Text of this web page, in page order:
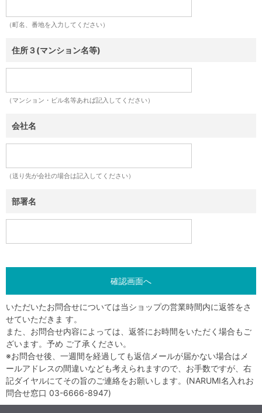
（町名、番地を入力してください）
住所３(マンション名等)
（マンション・ビル名等あれば記入してください）
会社名
（送り先が会社の場合は記入してください）
部署名
いただいたお問合せについては当ショップの営業時間内に返答をさ
せていただきま す。
また、お問合せ内容によっては、返答にお時間をいただく場合もご
ざいます。予め ご了承ください。
※お問合せ後、一週間を経過しても返信メールが届かない場合はメ
ールアドレスの間違いなども考えられますので、お手数ですが、右
記ダイヤルにてその旨のご連絡をお願いします。(NARUMI名入れお
問合せ窓口 03-6666-8947)